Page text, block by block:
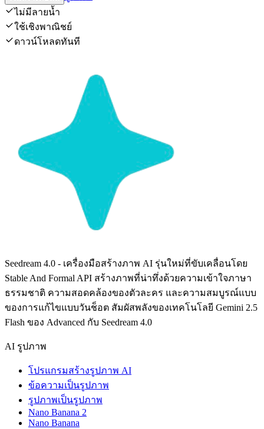
ไม่มีลายน้ำ
ใช้เชิงพาณิชย์
ดาวน์โหลดทันที
Seedream 4.0 - เครื่องมือสร้างภาพ AI รุ่นใหม่ที่ขับเคลื่อนโดย
Stable And Formal API สร้างภาพที่น่าทึ่งด้วยความเข้าใจภาษา
ธรรมชาติ ความสอดคล้องของตัวละคร และความสมบูรณ์แบบ
ของการแก้ไขแบบวันช็อต สัมผัสพลังของเทคโนโลยี Gemini 2.5
Flash ของ Advanced กับ Seedream 4.0
AI รูปภาพ
โปรแกรมสร้างรูปภาพ AI
ข้อความเป็นรูปภาพ
รูปภาพเป็นรูปภาพ
Nano Banana 2
Nano Banana